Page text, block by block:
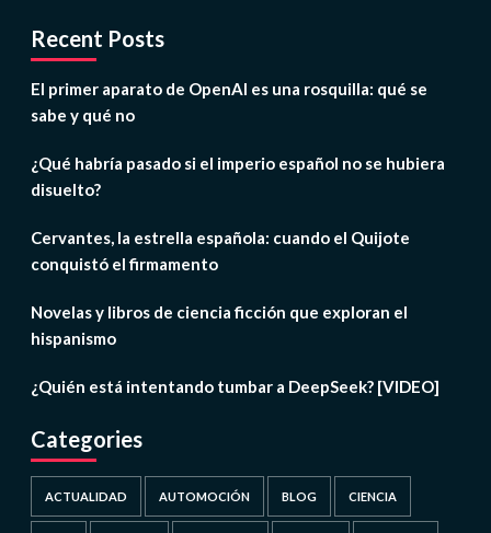
Recent Posts
El primer aparato de OpenAI es una rosquilla: qué se
sabe y qué no
¿Qué habría pasado si el imperio español no se hubiera
disuelto?
Cervantes, la estrella española: cuando el Quijote
conquistó el firmamento
Novelas y libros de ciencia ficción que exploran el
hispanismo
¿Quién está intentando tumbar a DeepSeek? [VIDEO]
Categories
ACTUALIDAD AUTOMOCIÓN BLOG CIENCIA